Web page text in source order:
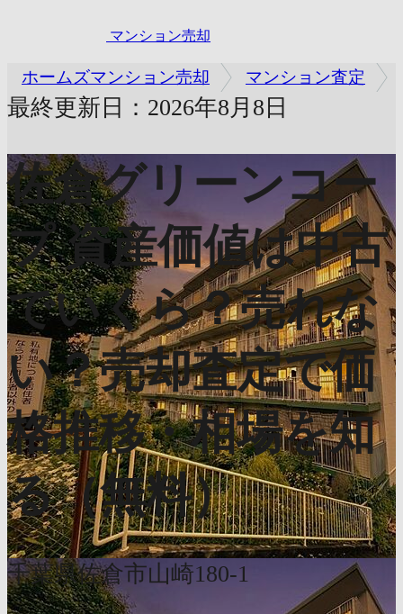
マンション売却
ホームズマンション売却 マンション査定
最終更新日：2026年8月8日
佐倉グリーンコー
プ 資産価値は中古
でいくら？売れな
い？売却査定で価
格推移・相場を知
る（無料）
千葉県佐倉市山崎180-1